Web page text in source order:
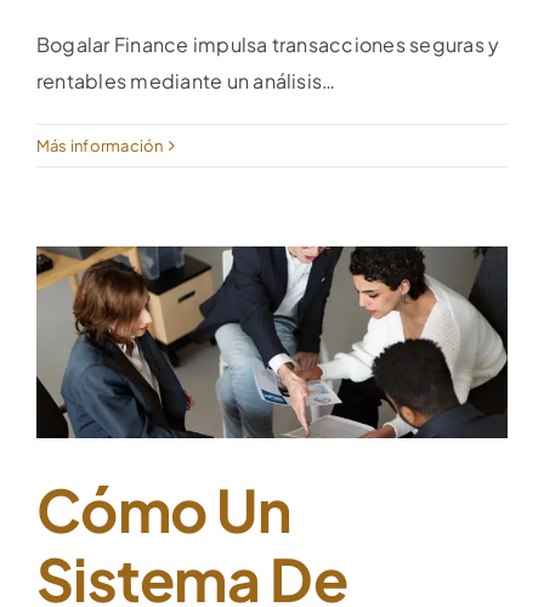
Bogalar Finance impulsa transacciones seguras y
rentables mediante un análisis…
Más información
Cómo Un
Sistema De